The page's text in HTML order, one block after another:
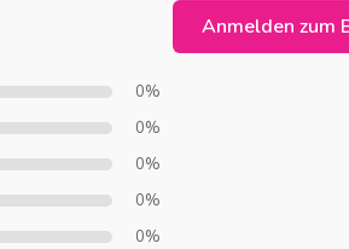
Anmelden zum
0%
0%
0%
0%
0%